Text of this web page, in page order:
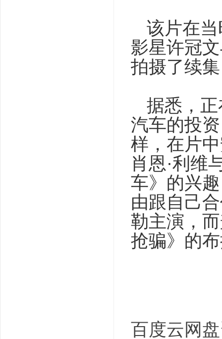
该片在
影星许冠
拍摄了续
据悉，
汽车的投
样，在片
肖恩·利维
车》的兴
由跟自己
勒主演，
抢骗》的
百度云网